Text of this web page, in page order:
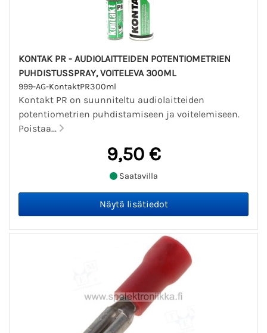
KONTAK PR - AUDIOLAITTEIDEN POTENTIOMETRIEN
PUHDISTUSSPRAY, VOITELEVA 300ML
999-AG-KontaktPR300ml
Kontakt PR on suunniteltu audiolaitteiden
potentiometrien puhdistamiseen ja voitelemiseen.
Poistaa...
9,50 €
Saatavilla